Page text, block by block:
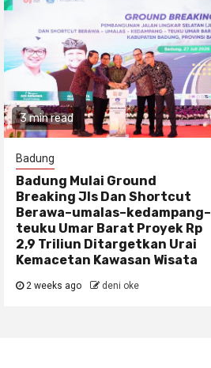
3 min read
Badung
Badung Mulai Ground
Breaking Jls Dan Shortcut
Berawa–umalas–kedampang–
teuku Umar Barat Proyek Rp
2,9 Triliun Ditargetkan Urai
Kemacetan Kawasan Wisata
2 weeks ago deni oke